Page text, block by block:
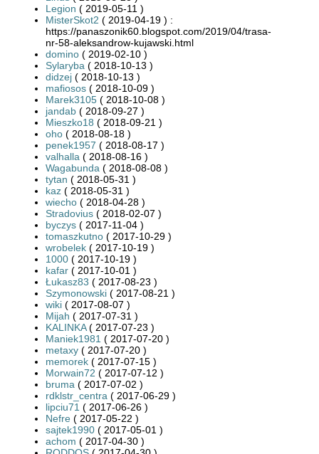
Legion ( 2019-05-11 )
MisterSkot2 ( 2019-04-19 ) :
https://panaszonik60.blogspot.com/2019/04/trasa-
nr-58-aleksandrow-kujawski.html
domino ( 2019-02-10 )
Sylaryba ( 2018-10-13 )
didzej ( 2018-10-13 )
mafiosos ( 2018-10-09 )
Marek3105 ( 2018-10-08 )
jandab ( 2018-09-27 )
Mieszko18 ( 2018-09-21 )
oho ( 2018-08-18 )
penek1957 ( 2018-08-17 )
valhalla ( 2018-08-16 )
Wagabunda ( 2018-08-08 )
tytan ( 2018-05-31 )
kaz ( 2018-05-31 )
wiecho ( 2018-04-28 )
Stradovius ( 2018-02-07 )
byczys ( 2017-11-04 )
tomaszkutno ( 2017-10-29 )
wrobelek ( 2017-10-19 )
1000 ( 2017-10-19 )
kafar ( 2017-10-01 )
Łukasz83 ( 2017-08-23 )
Szymonowski ( 2017-08-21 )
wiki ( 2017-08-07 )
Mijah ( 2017-07-31 )
KALINKA( 2017-07-23 )
Maniek1981 ( 2017-07-20 )
metaxy ( 2017-07-20 )
memorek ( 2017-07-15 )
Morwain72 ( 2017-07-12 )
bruma ( 2017-07-02 )
rdklstr_centra ( 2017-06-29 )
lipciu71 ( 2017-06-26 )
Nefre ( 2017-05-22 )
sajtek1990 ( 2017-05-01 )
achom ( 2017-04-30 )